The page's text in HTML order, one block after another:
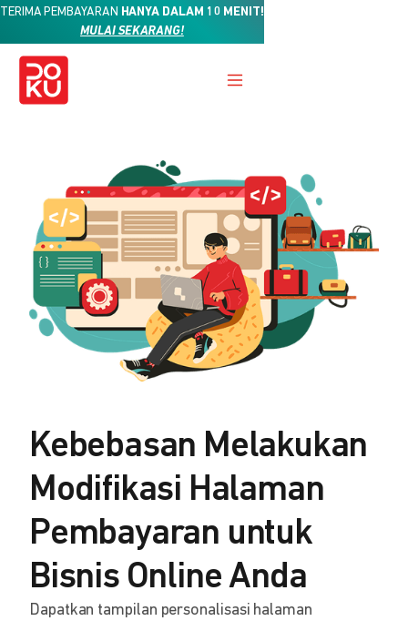
TERIMA PEMBAYARAN HANYA DALAM 10 MENIT!
MULAI SEKARANG!
Kebebasan Melakukan
Modifikasi Halaman
Pembayaran untuk
Bisnis Online Anda
Dapatkan tampilan personalisasi halaman